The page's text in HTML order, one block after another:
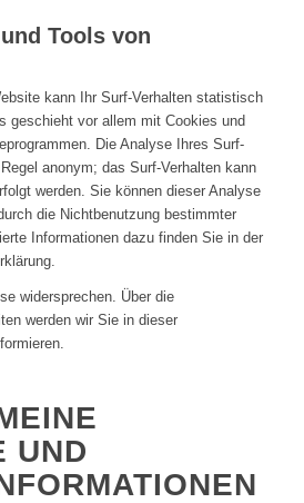
Tools von
kann Ihr Surf-Verhalten statistisch
geschieht vor allem mit Cookies und
Die Analyse Ihres Surf-
anonym; das Surf-Verhalten kann
werden. Sie können dieser Analyse
die Nichtbenutzung bestimmter
Informationen dazu finden Sie in der
widersprechen. Über die
werden wir Sie in dieser
UND